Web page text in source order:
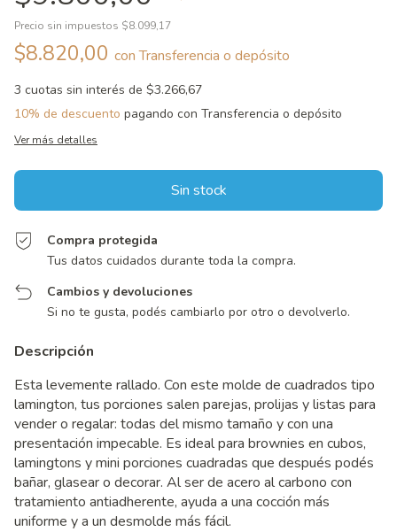
Precio sin impuestos $8.099,17
$8.820,00 con Transferencia o depósito
3 cuotas sin interés de $3.266,67
10% de descuento pagando con Transferencia o depósito
Ver más detalles
Compra protegida
Tus datos cuidados durante toda la compra.
Cambios y devoluciones
Si no te gusta, podés cambiarlo por otro o devolverlo.
Descripción
Esta levemente rallado. Con este molde de cuadrados tipo
lamington, tus porciones salen parejas, prolijas y listas para
vender o regalar: todas del mismo tamaño y con una
presentación impecable. Es ideal para brownies en cubos,
lamingtons y mini porciones cuadradas que después podés
bañar, glasear o decorar. Al ser de acero al carbono con
tratamiento antiadherente, ayuda a una cocción más
uniforme y a un desmolde más fácil.